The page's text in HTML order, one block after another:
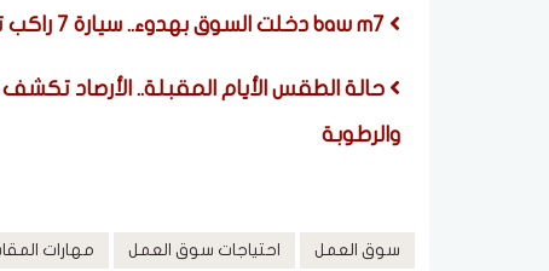
حالة الطقس الأيام المقبلة.. الأرصاد
والرطوبة
سوق العمل احتياجات سوق العمل مهارات